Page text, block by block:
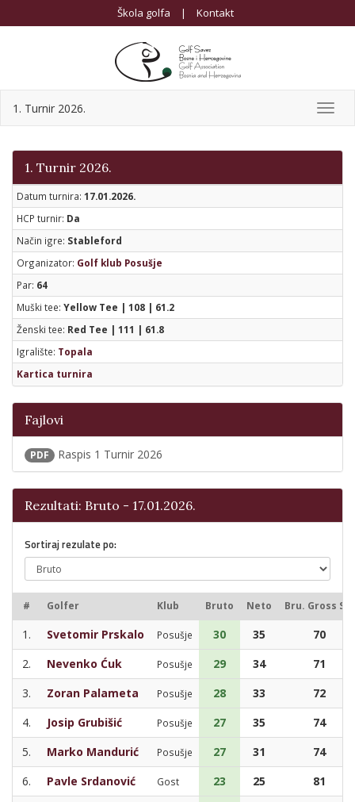
Škola golfa | Kontakt
1. Turnir 2026.
1. Turnir 2026.
Datum turnira: 17.01.2026.
HCP turnir: Da
Način igre: Stableford
Organizator: Golf klub Posušje
Par: 64
Muški tee: Yellow Tee | 108 | 61.2
Ženski tee: Red Tee | 111 | 61.8
Igralište: Topala
Kartica turnira
Fajlovi
PDF Raspis 1 Turnir 2026
Rezultati: Bruto - 17.01.2026.
Sortiraj rezulate po:
# Golfer Klub Bruto Neto Bru. Gross Sc.
1. Svetomir Prskalo Posušje 30 35
70
2.
Nevenko Ćuk Posušje 29 34
71
3.
Zoran Palameta Posušje 28 33
72
4.
Josip Grubišić Posušje 27 35
74
5.
Marko Mandurić Posušje 27 31
74
6.
Pavle Srdanović Gost 23 25
81